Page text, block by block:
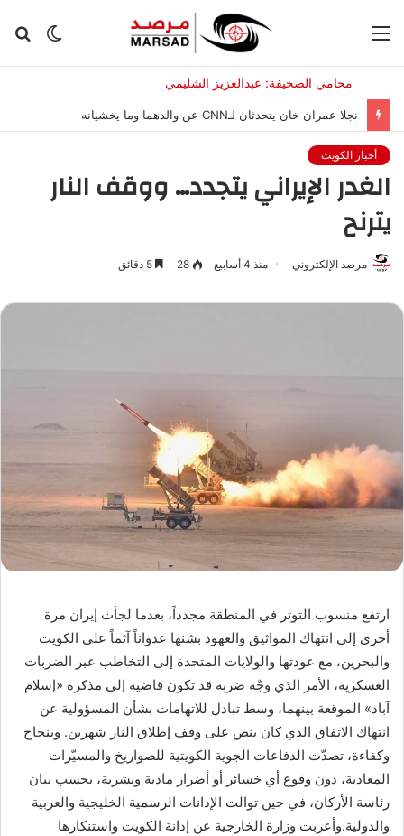
الوضع
نجلا عمران خان يتحدثان لـCNN عن والدهما وما يخشيانه
أخبار الكويت
الغدر الإيراني يتجدد… ووقف النار
يترنح
مرصد الإلكتروني منذ 4 أسابيع 28
ارتفع منسوب التوتر في المنطقة مجدداً، بعدما لجأت إيران مرة
أخرى إلى انتهاك المواثيق والعهود بشنها عدواناً آثماً على الكويت
والبحرين، مع عودتها والولايات المتحدة إلى التخاطب عبر الضربات
العسكرية، الأمر الذي وجّه ضربة قد تكون قاضية إلى مذكرة «إسلام
آباد» الموقعة بينهما، وسط تبادل للاتهامات بشأن المسؤولية عن
انتهاك الاتفاق الذي كان ينص على وقف إطلاق النار شهرين. وبنجاح
وكفاءة، تصدّت الدفاعات الجوية الكويتية للصواريخ والمسيّرات
المعادية، دون وقوع أي خسائر أو أضرار مادية وبشرية، بحسب بيان
رئاسة الأركان، في حين توالت الإدانات الرسمية الخليجية والعربية
والدولية.وأعربت وزارة الخارجية عن إدانة الكويت واستنكارها